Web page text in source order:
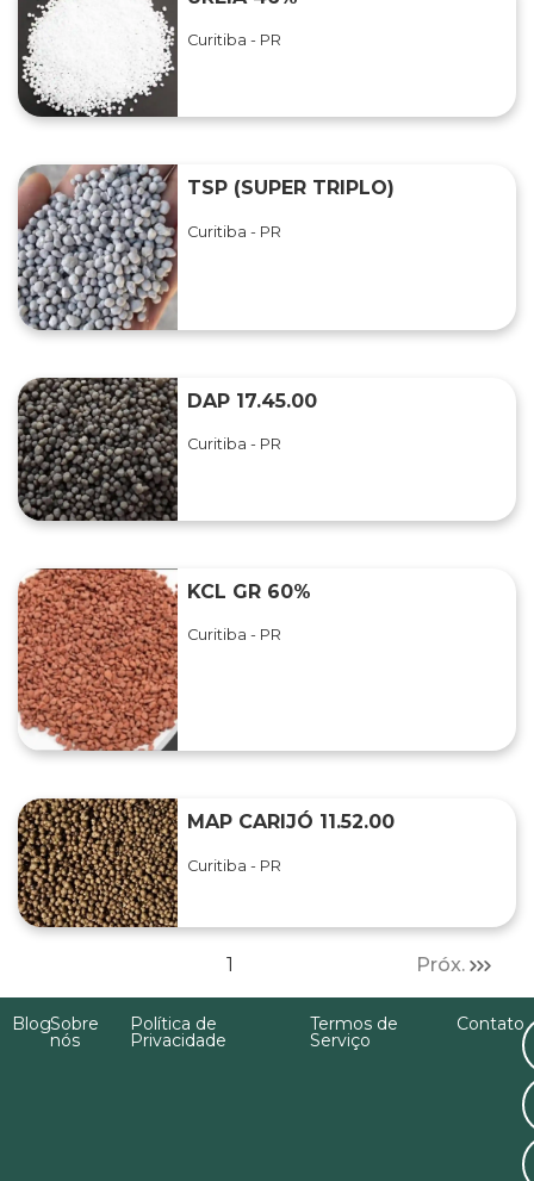
Curitiba - PR
TSP (SUPER TRIPLO)
Curitiba - PR
DAP 17.45.00
Curitiba - PR
KCL GR 60%
Curitiba - PR
MAP CARIJÓ 11.52.00
Curitiba - PR
1 Próx.
BlogSobre
nós
Política de
Privacidade
Termos de
Serviço
Contato